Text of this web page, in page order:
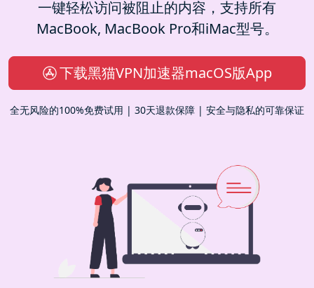
一键轻松访问被阻止的内容，支持所有
MacBook, MacBook Pro和iMac型号。
下载黑猫VPN加速器macOS版App
全无风险的100%免费试用 | 30天退款保障 | 安全与隐私的可靠保证